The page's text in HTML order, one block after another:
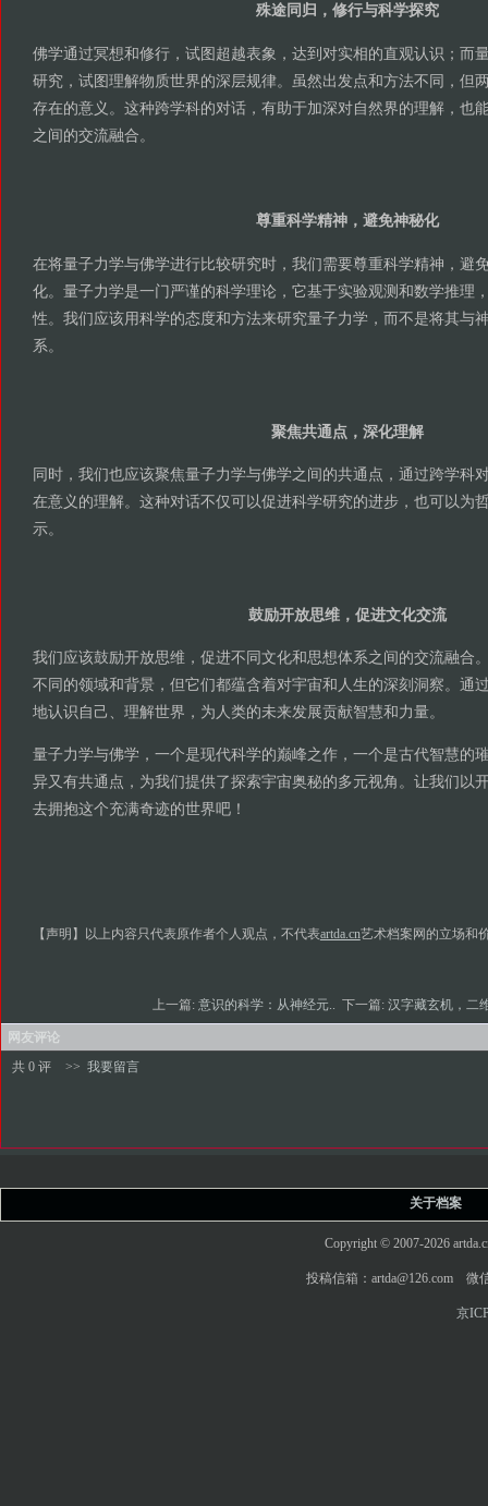
殊途同归，修行与科学探究
佛学通过冥想和修行，试图超越表象，达到对实相的直观认识；而
研究，试图理解物质世界的深层规律。虽然出发点和方法不同，但
存在的意义。这种跨学科的对话，有助于加深对自然界的理解，也
之间的交流融合。
尊重科学精神，避免神秘化
在将量子力学与佛学进行比较研究时，我们需要尊重科学精神，避
化。量子力学是一门严谨的科学理论，它基于实验观测和数学推理
性。我们应该用科学的态度和方法来研究量子力学，而不是将其与
系。
聚焦共通点，深化理解
同时，我们也应该聚焦量子力学与佛学之间的共通点，通过跨学科
在意义的理解。这种对话不仅可以促进科学研究的进步，也可以为
示。
鼓励开放思维，促进文化交流
我们应该鼓励开放思维，促进不同文化和思想体系之间的交流融合
不同的领域和背景，但它们都蕴含着对宇宙和人生的深刻洞察。通
地认识自己、理解世界，为人类的未来发展贡献智慧和力量。
量子力学与佛学，一个是现代科学的巅峰之作，一个是古代智慧的
异又有共通点，为我们提供了探索宇宙奥秘的多元视角。让我们以
去拥抱这个充满奇迹的世界吧！
【声明】以上内容只代表原作者个人观点，不代表artda.cn艺术档案网的立场和
上一篇: 意识的科学：从神经元.. 下一篇: 汉字藏玄机，二
网友评论
共 0 评
>> 我要留言
关于档案
Copyright © 2007-2026
投稿信箱：artda@126.com 微
京